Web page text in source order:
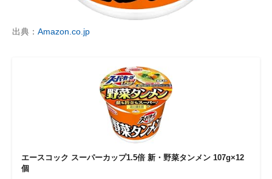
出典： Amazon.co.jp
エースコック スーパーカップ1.5倍 新・野菜タンメン 107g×12
個